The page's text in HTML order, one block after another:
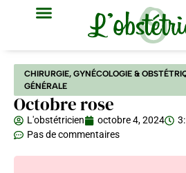
CHIRURGIE, GYNÉCOLOGIE &
GÉNÉRALE
Octobre rose
L'obstétricien octobre 4, 2024
Pas de commentaires